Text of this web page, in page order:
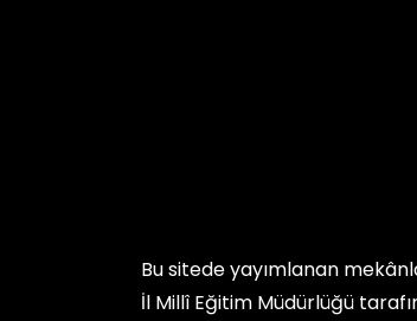
Bu sitede yayımlanan
İl Millî Eğitim Müdürlüğü